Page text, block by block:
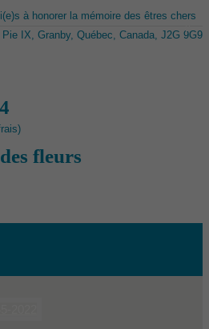
à honorer la mémoire des êtres chers
IX, Granby, Québec, Canada, J2G 9G9
fleurs